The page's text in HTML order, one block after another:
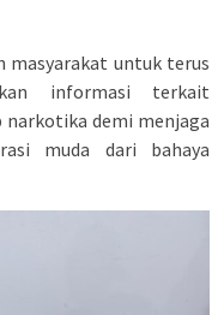
masyarakat untuk terus
informasi terkait
narkotika demi menjaga
muda dari bahaya